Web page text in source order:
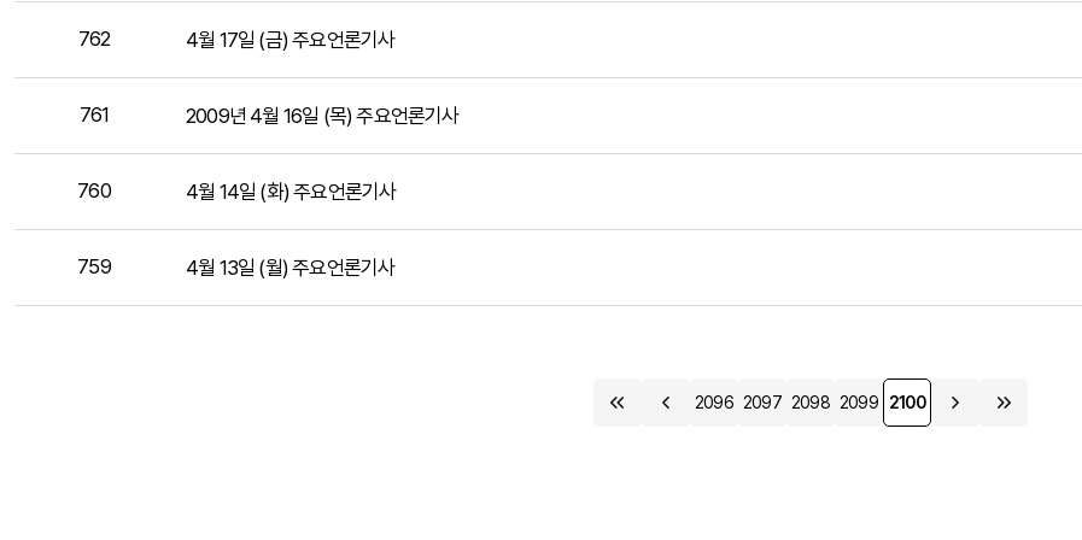
762 4월 17일 (금) 주요언론기사
761 2009년 4월 16일 (목) 주요언론기사
760 4월 14일 (화) 주요언론기사
759 4월 13일 (월) 주요언론기사
2096 2097 2098 2099 2100